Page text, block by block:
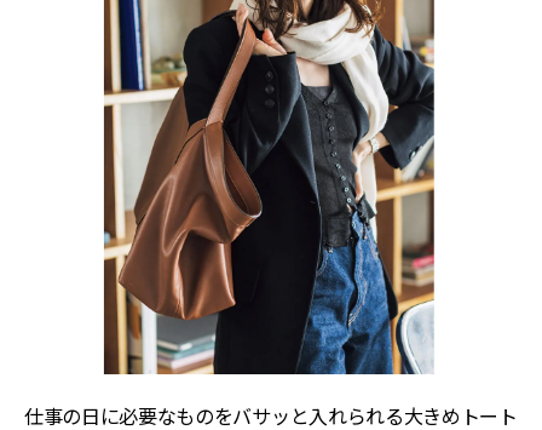
仕事の日に必要なものをバサッと入れられる大きめトート